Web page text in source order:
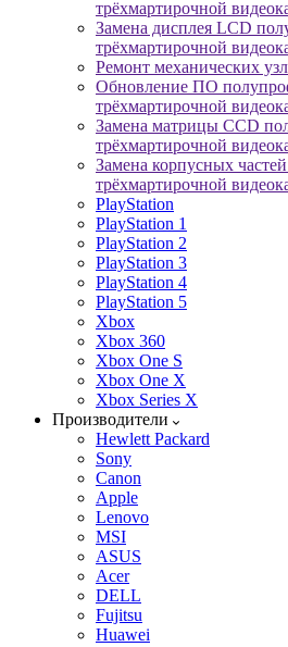
трёхмартирочной
Замена дисплея LCD
трёхмартирочной
Ремонт механических
Обновление ПО
трёхмартирочной
Замена матрицы CCD
трёхмартирочной
Замена корпусных
трёхмартирочной
PlayStation
PlayStation 1
PlayStation 2
PlayStation 3
PlayStation 4
PlayStation 5
Xbox
Xbox 360
Xbox One S
Xbox One X
Xbox Series X
Производители
Hewlett Packard
Sony
Canon
Apple
Lenovo
MSI
ASUS
Acer
DELL
Fujitsu
Huawei